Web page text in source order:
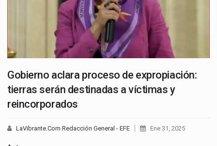
Gobierno aclara proceso de expropiación:
tierras serán destinadas a víctimas y
reincorporados
LaVibrante.Com Redacción General - EFE Ene 31, 2025